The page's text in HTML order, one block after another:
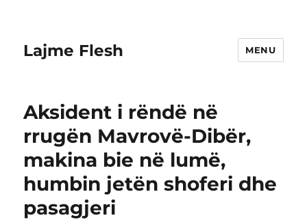
Lajme Flesh MENU
Aksident i rëndë në
rrugën Mavrovë-Dibër,
makina bie në lumë,
humbin jetën shoferi dhe
pasagjeri